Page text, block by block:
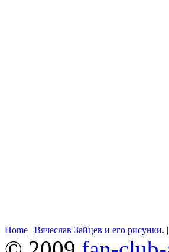
Home | Вячеслав Зайцев и его рисунки. |